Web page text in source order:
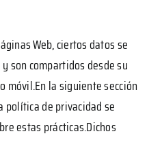
Web, ciertos datos se
son compartidos desde su
móvil.En la siguiente sección
política de privacidad se
estas prácticas.Dichos